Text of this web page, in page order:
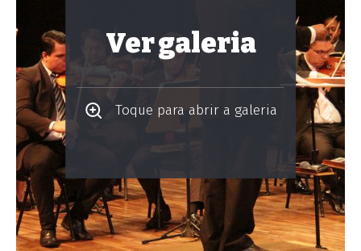
Ver galeria
Toque para abrir a galeria